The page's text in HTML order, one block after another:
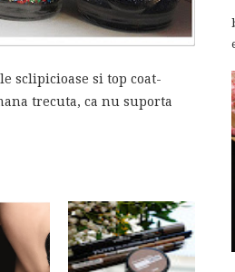
sclipicioase si top coat-
trecuta, ca nu suporta